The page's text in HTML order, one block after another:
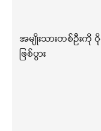
အမျိုးသားတစ်ဦးကို ဝို
ဖြစ်ပွား